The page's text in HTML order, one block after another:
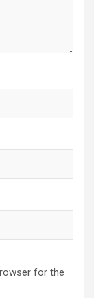
for the